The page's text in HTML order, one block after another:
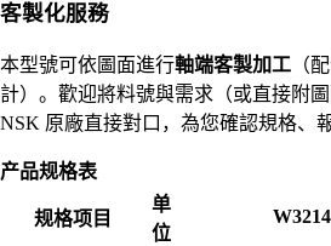
客製化服務
本型號可依圖面進行軸端客製加工 （
計）。歡迎將料號與需求（或直接附
NSK 原廠直接對口，為您確認規格、
产品规格表
规格项目
单
位